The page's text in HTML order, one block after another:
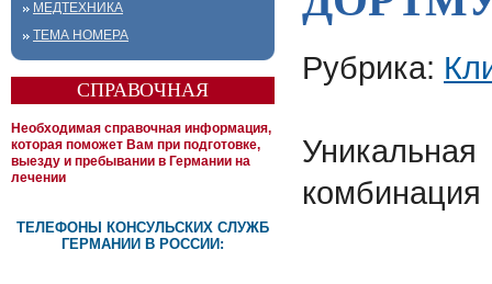
МЕДТЕХНИКА
ТЕМА НОМЕРА
СПРАВОЧНАЯ
Необходимая справочная информация,
которая поможет Вам при подготовке,
выезду и пребывании в Германии на
лечении
ТЕЛЕФОНЫ КОНСУЛЬСКИХ СЛУЖБ
ГЕРМАНИИ В РОССИИ:
Рубрика:
Уникальная
комбинация